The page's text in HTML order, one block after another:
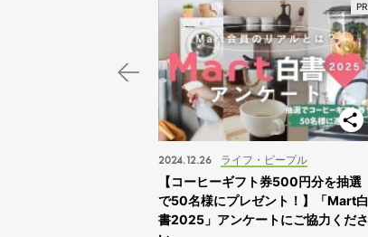
ライフ・ピープル
2024.12.26
【コーヒーギフト券500円分を抽選
で50名様にプレゼント！】「Mart白
書2025」アンケートにご協力くださ